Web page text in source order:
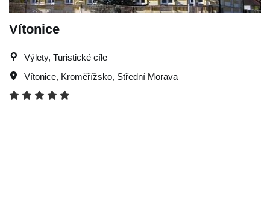
Vítonice
Výlety, Turistické cíle
Vítonice, Kroměřížsko, Střední Morava